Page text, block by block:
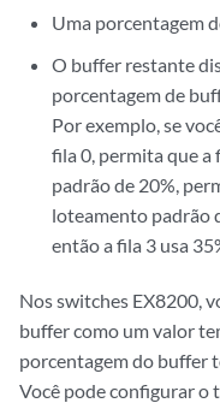
Uma porcentagem
O buffer restante
porcentagem de
Por exemplo, se
fila 0, permita que
padrão de 20%,
loteamento padrão
então a fila 3 usa
Nos switches EX8200,
buffer como um valor
porcentagem do buffer
Você pode configurar o